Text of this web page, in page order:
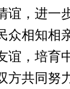
谊，进一
众相知相
谊，培育
方共同努